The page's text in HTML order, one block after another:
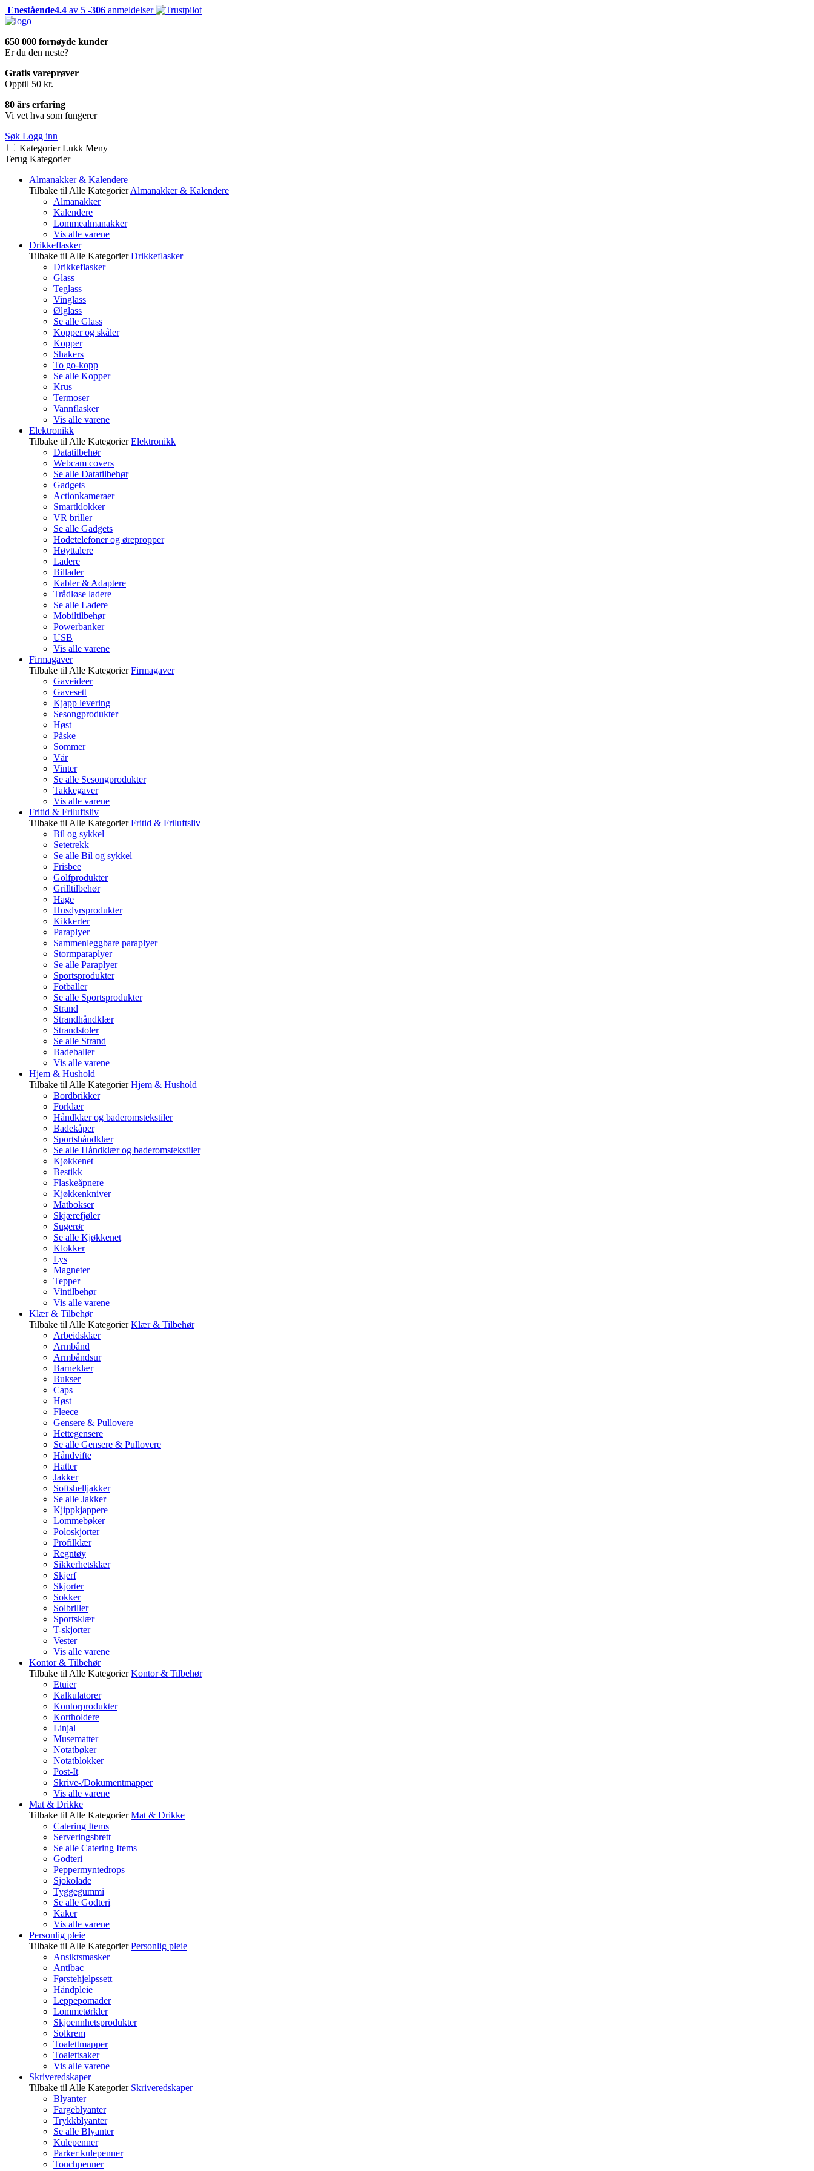
Enestående4.4 av 5 -306 anmeldelser
650 000 fornøyde kunder
Er du den neste?
Gratis vareprøver
Opptil 50 kr.
80 års erfaring
Vi vet hva som fungerer
Søk Logg inn
Kategorier Lukk Meny
Terug Kategorier
Almanakker & Kalendere
Tilbake til Alle Kategorier Almanakker & Kalendere
Almanakker
Kalendere
Lommealmanakker
Vis alle varene
Drikkeflasker
Tilbake til Alle Kategorier Drikkeflasker
Drikkeflasker
Glass
Teglass
Vinglass
Ølglass
Se alle Glass
Kopper og skåler
Kopper
Shakers
To go-kopp
Se alle Kopper
Krus
Termoser
Vannflasker
Vis alle varene
Elektronikk
Tilbake til Alle Kategorier Elektronikk
Datatilbehør
Webcam covers
Se alle Datatilbehør
Gadgets
Actionkameraer
Smartklokker
VR briller
Se alle Gadgets
Hodetelefoner og ørepropper
Høyttalere
Ladere
Billader
Kabler & Adaptere
Trådløse ladere
Se alle Ladere
Mobiltilbehør
Powerbanker
USB
Vis alle varene
Firmagaver
Tilbake til Alle Kategorier Firmagaver
Gaveideer
Gavesett
Kjapp levering
Sesongprodukter
Høst
Påske
Sommer
Vår
Vinter
Se alle Sesongprodukter
Takkegaver
Vis alle varene
Fritid & Friluftsliv
Tilbake til Alle Kategorier Fritid & Friluftsliv
Bil og sykkel
Setetrekk
Se alle Bil og sykkel
Frisbee
Golfprodukter
Grilltilbehør
Hage
Husdyrsprodukter
Kikkerter
Paraplyer
Sammenleggbare paraplyer
Stormparaplyer
Se alle Paraplyer
Sportsprodukter
Fotballer
Se alle Sportsprodukter
Strand
Strandhåndklær
Strandstoler
Se alle Strand
Badeballer
Vis alle varene
Hjem & Hushold
Tilbake til Alle Kategorier Hjem & Hushold
Bordbrikker
Forklær
Håndklær og baderomstekstiler
Badekåper
Sportshåndklær
Se alle Håndklær og baderomstekstiler
Kjøkkenet
Bestikk
Flaskeåpnere
Kjøkkenkniver
Matbokser
Skjærefjøler
Sugerør
Se alle Kjøkkenet
Klokker
Lys
Magneter
Tepper
Vintilbehør
Vis alle varene
Klær & Tilbehør
Tilbake til Alle Kategorier Klær & Tilbehør
Arbeidsklær
Armbånd
Armbåndsur
Barneklær
Bukser
Caps
Høst
Fleece
Gensere & Pullovere
Hettegensere
Se alle Gensere & Pullovere
Håndvifte
Hatter
Jakker
Softshelljakker
Se alle Jakker
Kjippkjappere
Lommebøker
Poloskjorter
Profilklær
Regntøy
Sikkerhetsklær
Skjerf
Skjorter
Sokker
Solbriller
Sportsklær
T-skjorter
Vester
Vis alle varene
Kontor & Tilbehør
Tilbake til Alle Kategorier Kontor & Tilbehør
Etuier
Kalkulatorer
Kontorprodukter
Kortholdere
Linjal
Musematter
Notatbøker
Notatblokker
Post-It
Skrive-/Dokumentmapper
Vis alle varene
Mat & Drikke
Tilbake til Alle Kategorier Mat & Drikke
Catering Items
Serveringsbrett
Se alle Catering Items
Godteri
Peppermyntedrops
Sjokolade
Tyggegummi
Se alle Godteri
Kaker
Vis alle varene
Personlig pleie
Tilbake til Alle Kategorier Personlig pleie
Ansiktsmasker
Antibac
Førstehjelpssett
Håndpleie
Leppepomader
Lommetørkler
Skjoennhetsprodukter
Solkrem
Toalettmapper
Toalettsaker
Vis alle varene
Skriveredskaper
Tilbake til Alle Kategorier Skriveredskaper
Blyanter
Fargeblyanter
Trykkblyanter
Se alle Blyanter
Kulepenner
Parker kulepenner
Touchpenner